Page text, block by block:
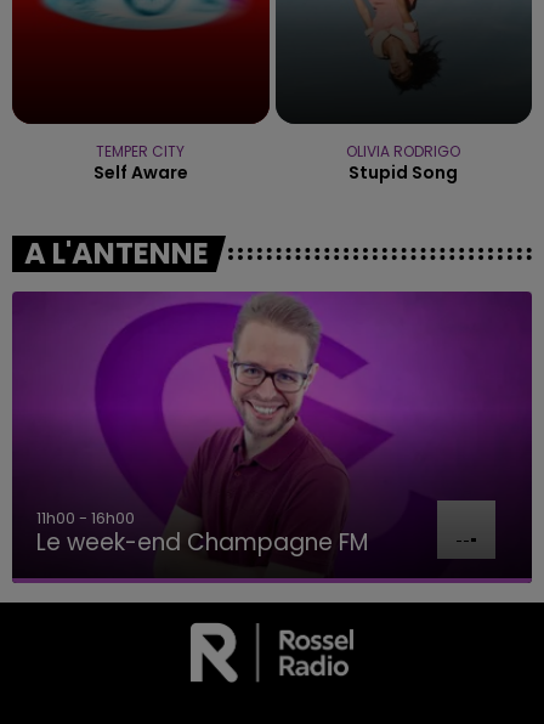
TEMPER CITY
Self Aware
OLIVIA RODRIGO
Stupid Song
A L'ANTENNE
11h00 - 16h00
Le week-end Champagne FM